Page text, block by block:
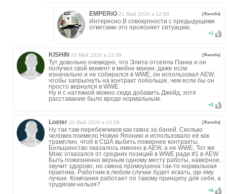
EMPERiO 21 Май 2026 в 12:59 [Жалоба]
Интересно.В совокупности с предыдущими
ответами это проясняет ситуацию.
+1
KISHIN 20 Май 2026 в 22:09 [Жалоба]
Тут довольно очевидно, что Элита отсеяла Панка и он
получил свой момент в мейне мании, даже если
изначально и не собирался в WWE, он использовал AEW,
чтобы запрыгнуть на контракт побольше, чем если бы он
просто вернулся в WWE
Ну и с натяжкой можно сюда добавить Джейд, хотя
расставание было вроде нормальным.
+2
Loster 20 Май 2026 в 23:59 [Жалоба]
Ну так там перебежчиков как гавна за баней. Сколько
человек поимело Новую Японию и использовало её как
трамплин, чтоб в США выбить пожирнее контракты.
Большинство оказалось именно в AEW, а не WWE. Тот же
Мокс отказался от средних позиций в WWE ради #1 в AEW.
Быть пожизненно верным одному месту работы, наверное,
звучит здорово, но смена промоушена так-то нормальная
практика. Работник в любом случае будет искать, где ему
лучше. Компания работает по такому принципу для себя, а
трудягам нельзя?
+6